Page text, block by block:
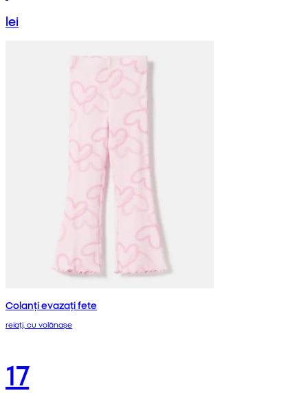
lei
Colanți evazați fete
reiați, cu volănașe
17